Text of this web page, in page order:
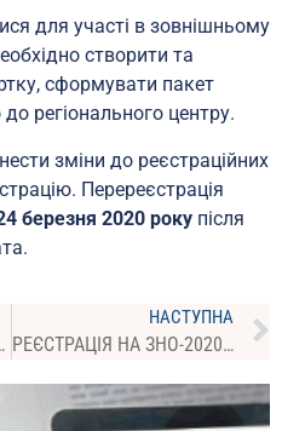
для участі в зовнішньому
створити та
сформувати пакет
регіонального центру.
зміни до реєстраційних
Перереєстрація
березня 2020 року після
— РЕЄСТРУЙТЕСЯ!
НАСТУПНА
РЕЄСТРАЦІЯ НА ЗНО-2020: СТАРТ 3 ЛЮТОГО